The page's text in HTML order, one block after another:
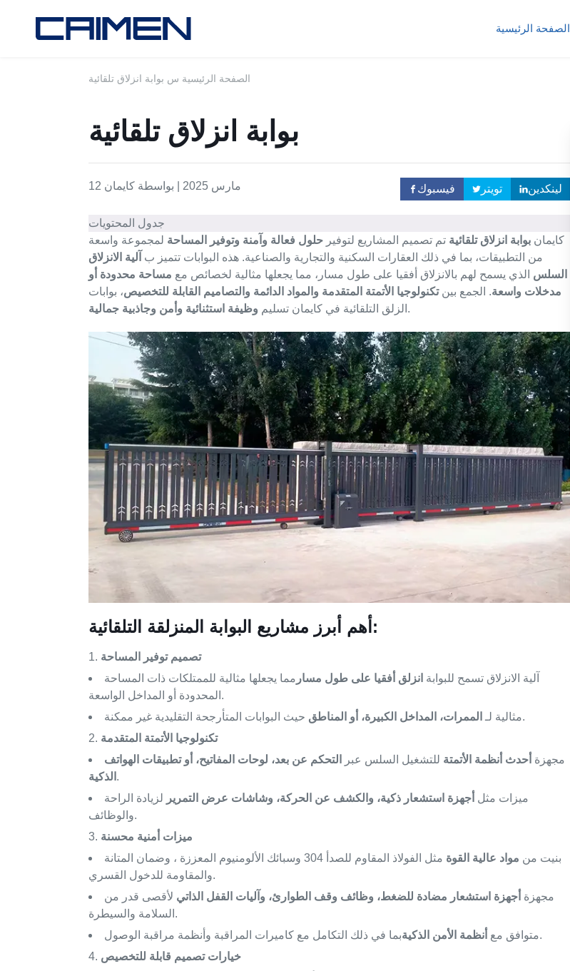
الصفحة الرئيسية
الصفحة الرئيسية س بوابة انزلاق تلقائية
بوابة انزلاق تلقائية
12 مارس 2025 | بواسطة كايمان فيسبوك تويتر لينكدين
جدول المحتويات
كايمان بوابة انزلاق تلقائية تم تصميم المشاريع لتوفير حلول فعالة وآمنة وتوفير المساحة لمجموعة واسعة
من التطبيقات، بما في ذلك العقارات السكنية والتجارية والصناعية. هذه البوابات تتميز ب آلية الانزلاق
السلس الذي يسمح لهم بالانزلاق أفقيا على طول مسار، مما يجعلها مثالية لخصائص مع مساحة محدودة أو
مدخلات واسعة. الجمع بينتكنولوجيا الأتمتة المتقدمة والمواد الدائمة والتصاميم القابلة للتخصيص، بوابات
الزلق التلقائية في كايمان تسليم وظيفة استثنائية وأمن وجاذبية جمالية .
أهم أبرز مشاريع البوابة المنزلقة التلقائية:
تصميم توفير المساحة
آلية الانزلاق تسمح للبوابة انزلق أفقيا على طول مسار مما يجعلها مثالية للممتلكات ذات المساحة
المحدودة أو المداخل الواسعة.
مثالية لـ الممرات، المداخل الكبيرة، أو المناطق
حيث البوابات المتأرجحة التقليدية غير ممكنة.
تكنولوجيا الأتمتة المتقدمة
مجهزة أحدث أنظمة الأتمتة للتشغيل السلس عبر
التحكم عن بعد، لوحات المفاتيح، أو تطبيقات الهواتف
الذكية .
ميزات مثل أجهزة استشعار ذكية، والكشف عن الحركة، وشاشات عرض التمرير لزيادة الراحة
والوظائف.
ميزات أمنية محسنة
بنيت من مواد عالية القوة
مثل الفولاذ المقاوم للصدأ 304 وسبائك الألومنيوم المعززة ، وضمان المتانة
والمقاومة للدخول القسري.
مجهزة أجهزة استشعار مضادة للضغط، وظائف وقف الطوارئ، وآليات القفل الذاتي لأقصى قدر من
السلامة والسيطرة.
متوافق مع أنظمة الأمن الذكية
بما في ذلك التكامل مع كاميرات المراقبة وأنظمة مراقبة الوصول.
خيارات تصميم قابلة للتخصيص